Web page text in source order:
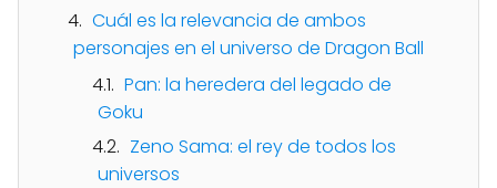
Cuál es la relevancia de ambos
personajes en el universo de Dragon Ball
Pan: la heredera del legado de
Goku
Zeno Sama: el rey de todos los
universos